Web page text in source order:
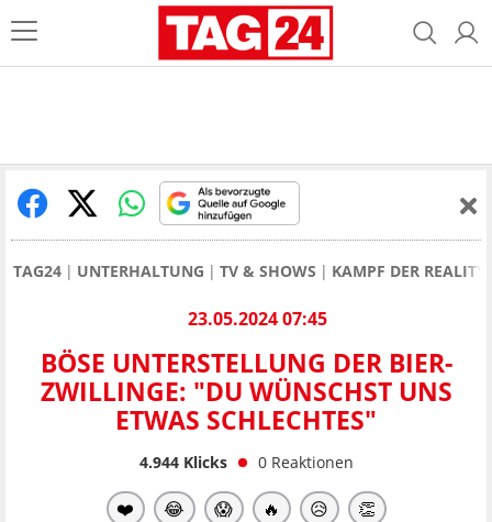
TAG24 UNTERHALTUNG TV & SHOWS KAMPF DER
23.05.2024 07:45
BÖSE UNTERSTELLUNG DER BIER-
ZWILLINGE: "DU WÜNSCHST UNS
ETWAS SCHLECHTES"
4.944Klicks 0 Reaktionen
❤️ 😂 😱 🔥 😥 👏